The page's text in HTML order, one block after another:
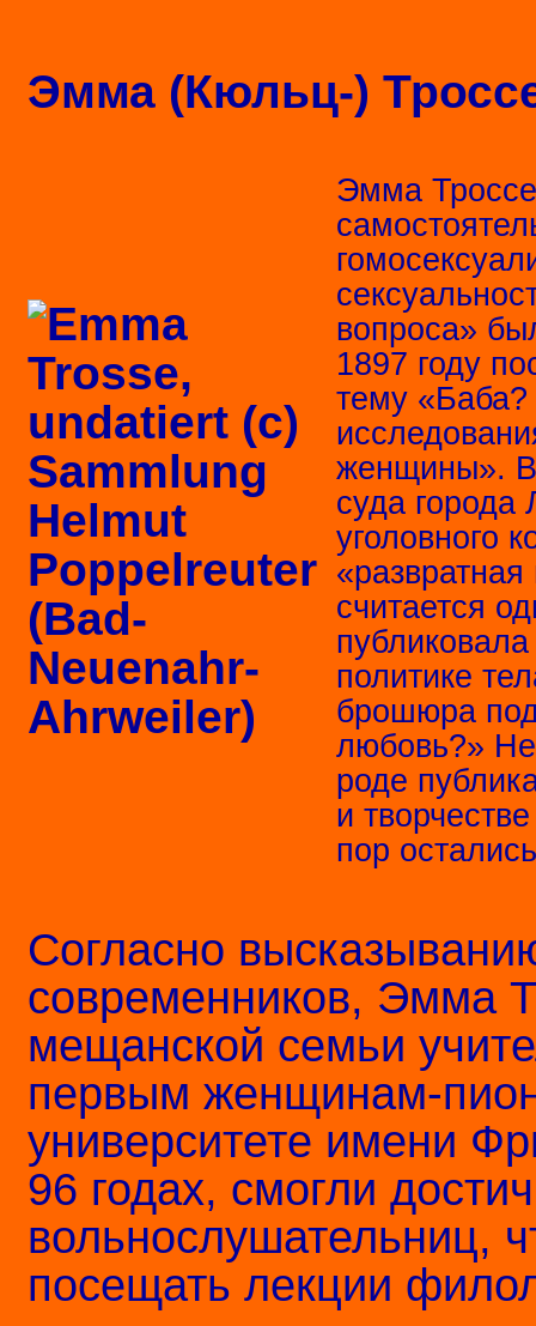
Эмма (Кюльц-)
Эмма
вопроса»
1897 году
тему «Баба?
женщины». В
суда
уголовного
считается
политике
брошюра
любовь?»
роде
и
пор
Согласно
современников, Эмма
мещанской семьи
первым женщинам-
университете имени
96 годах, смогли
вольнослушательниц,
посещать лекции